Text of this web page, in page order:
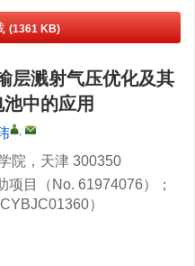
(1361 KB)
层溅射气压优化及其
中的应用
,
院，天津 300350
项目（No. 61974076）；
）